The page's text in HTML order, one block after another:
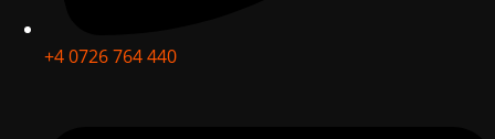
+4 0726 764 440